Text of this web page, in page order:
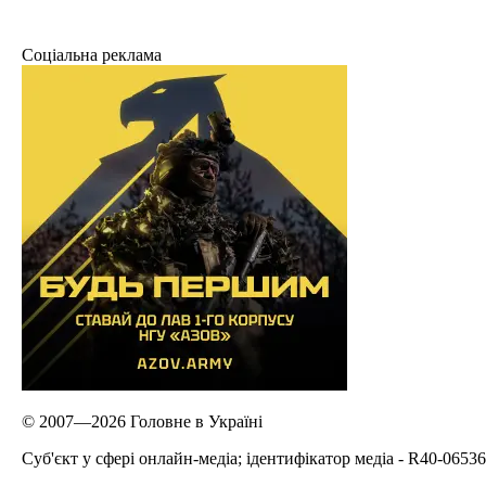
Соціальна реклама
© 2007—2026 Головне в Україні
Cуб'єкт у сфері онлайн-медіа; ідентифікатор медіа - R40-06536